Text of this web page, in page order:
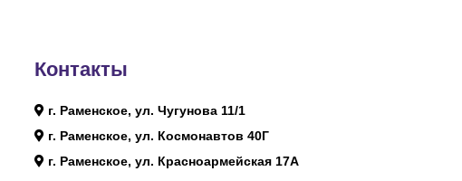
Контакты
г. Раменское, ул. Чугунова 11/1
г. Раменское, ул. Космонавтов 40Г
г. Раменское, ул. Красноармейская 17А